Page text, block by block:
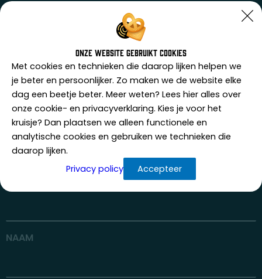
nodig?
Neem vrijblijvend contact op met APEX360. Wij
voorzien je van een passend en vrijblijvend advies. je
krijgt gegarandeerd binnen 1 werkdag reactie!
NAAM
Onze website gebruikt cookies
Met cookies en technieken die daarop lijken helpen we
je beter en persoonlijker. Zo maken we de website elke
dag een beetje beter. Meer weten? Lees hier alles over
onze cookie- en privacyverklaring. Kies je voor het
kruisje? Dan plaatsen we alleen functionele en
analytische cookies en gebruiken we technieken die
daarop lijken.
Privacy policy
Accepteer